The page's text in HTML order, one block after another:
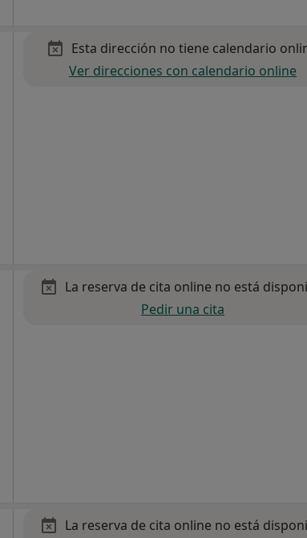
Esta dirección no tiene calendario
Ver direcciones con calendario online
La reserva de cita online no está
Pedir una cita
La reserva de cita online no está